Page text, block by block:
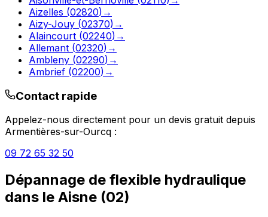
Aizelles (02820) →
Aizy-Jouy (02370) →
Alaincourt (02240) →
Allemant (02320) →
Ambleny (02290) →
Ambrief (02200) →
Contact rapide
Appelez-nous directement pour un devis gratuit depuis
Armentières-sur-Ourcq :
09 72 65 32 50
Dépannage de flexible hydraulique
dans le Aisne (02)